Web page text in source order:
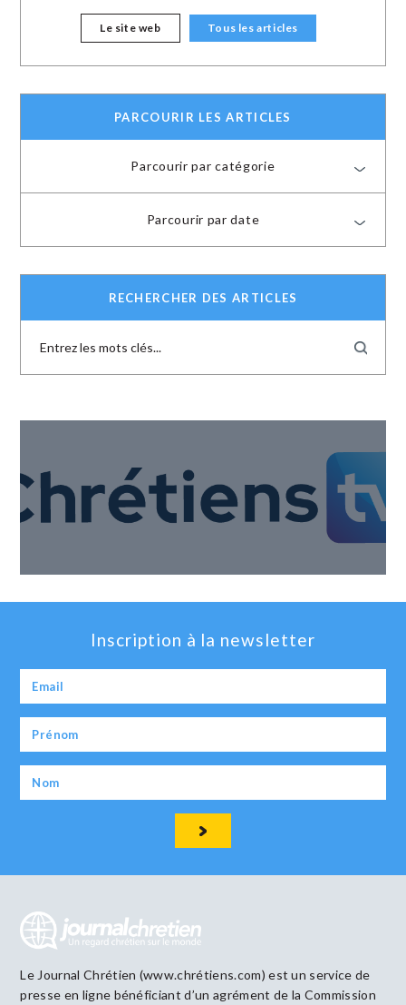
Le site web Tous les articles
PARCOURIR LES ARTICLES
Parcourir par catégorie
Parcourir par date
RECHERCHER DES ARTICLES
Inscription à la newsletter
Le Journal Chrétien (www.chrétiens.com) est un service de
presse en ligne bénéficiant d’un agrément de la Commission